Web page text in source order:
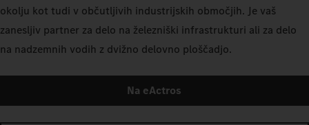
okolju kot tudi v občutljivih industrijskih območjih. Je vaš
zanesljiv partner za delo na železniški infrastrukturi ali za delo
na nadzemnih vodih z dvižno delovno ploščadjo.
Na eActros